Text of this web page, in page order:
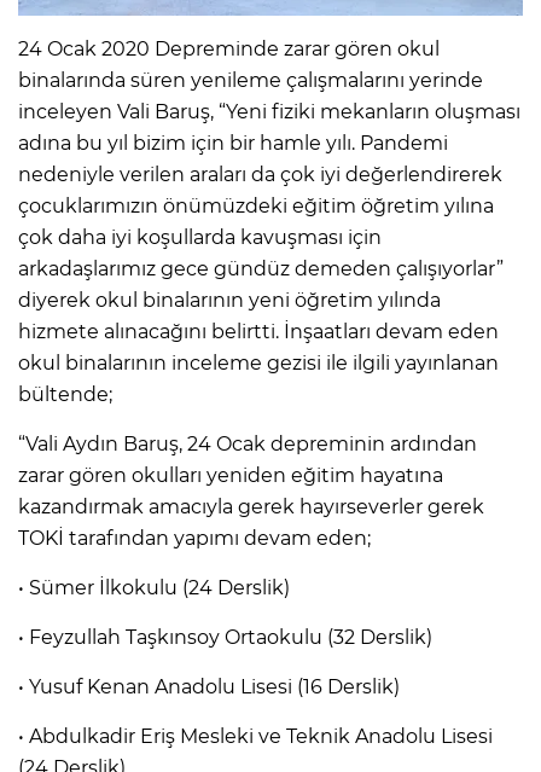
24 Ocak 2020 Depreminde zarar gören okul
binalarında süren yenileme çalışmalarını yerinde
inceleyen Vali Baruş, “Yeni fiziki mekanların oluşması
adına bu yıl bizim için bir hamle yılı. Pandemi
nedeniyle verilen araları da çok iyi değerlendirerek
çocuklarımızın önümüzdeki eğitim öğretim yılına
çok daha iyi koşullarda kavuşması için
arkadaşlarımız gece gündüz demeden çalışıyorlar”
diyerek okul binalarının yeni öğretim yılında
hizmete alınacağını belirtti. İnşaatları devam eden
okul binalarının inceleme gezisi ile ilgili yayınlanan
bültende;
“Vali Aydın Baruş, 24 Ocak depreminin ardından
zarar gören okulları yeniden eğitim hayatına
kazandırmak amacıyla gerek hayırseverler gerek
TOKİ tarafından yapımı devam eden;
• Sümer İlkokulu (24 Derslik)
• Feyzullah Taşkınsoy Ortaokulu (32 Derslik)
• Yusuf Kenan Anadolu Lisesi (16 Derslik)
• Abdulkadir Eriş Mesleki ve Teknik Anadolu Lisesi